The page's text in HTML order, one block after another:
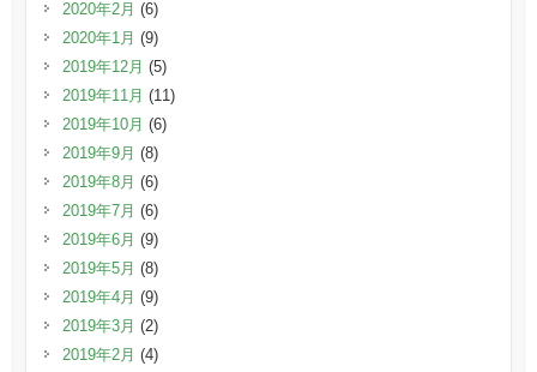
2020年2月 (6)
2020年1月 (9)
2019年12月 (5)
2019年11月 (11)
2019年10月 (6)
2019年9月 (8)
2019年8月 (6)
2019年7月 (6)
2019年6月 (9)
2019年5月 (8)
2019年4月 (9)
2019年3月 (2)
2019年2月 (4)